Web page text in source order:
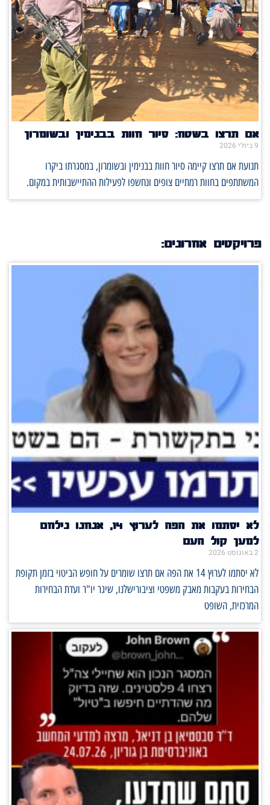
אם תרצו בשטח: סיור חוות בבנימין ובשומרון
9 ביולי 2026
תנועת אם תרצו קיימה סיור חוות בבנימין ובשומרון, במסגרתו ביקרו
המשתתפים בחוות רמתיים צופים ונחשפו לפעילות ההתיישבותית במקום.
פרויקטים אחרונים:
לא יסתמו את הפה לערוץ 14, אנחנו נילחם
למען קול העם
2 באוגוסט 2026
לא יסתמו לערוץ 14 את הפה אם תרצו שומרים על חופש הביטוי בזמן תקופת
הבחירות בעקבות מאבק משפטי וציבורישלנו, שיגר יו"ר ועדת הבחירות
המרכזית, השופט